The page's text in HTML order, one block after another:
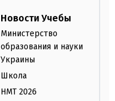
Новости Учебы
Министерство
образования и науки
Украины
Школа
НМТ 2026